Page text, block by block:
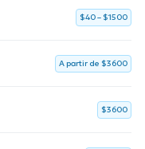
$40 – $1500
A partir de $3600
$3600